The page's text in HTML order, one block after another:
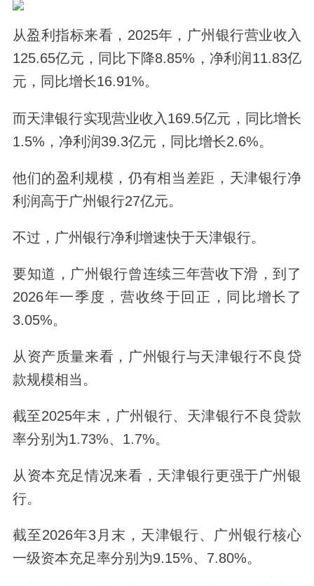
从盈利指标来看，2025年，广州银行营业收入
125.65亿元，同比下降8.85%，净利润11.83亿
元，同比增长16.91%。
而天津银行实现营业收入169.5亿元，同比增长
1.5%，净利润39.3亿元，同比增长2.6%。
他们的盈利规模，仍有相当差距，天津银行净
利润高于广州银行27亿元。
不过，广州银行净利增速快于天津银行。
要知道，广州银行曾连续三年营收下滑，到了
2026年一季度，营收终于回正，同比增长了
3.05%。
从资产质量来看，广州银行与天津银行不良贷
款规模相当。
截至2025年末，广州银行、天津银行不良贷款
率分别为1.73%、1.7%。
从资本充足情况来看，天津银行更强于广州银
行。
截至2026年3月末，天津银行、广州银行核心
一级资本充足率分别为9.15%、7.80%。